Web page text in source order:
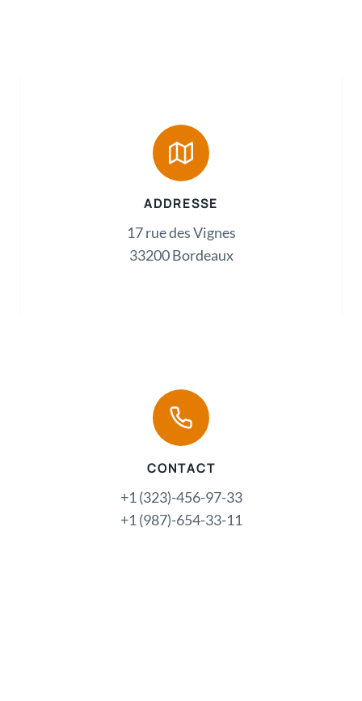
ADDRESSE
17 rue des Vignes
33200 Bordeaux
CONTACT
+1 (323)-456-97-33
+1 (987)-654-33-11